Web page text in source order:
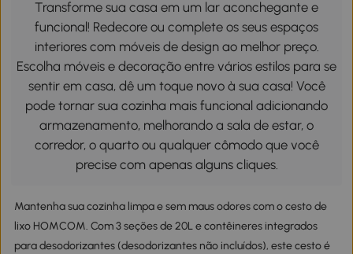
Transforme sua casa em um lar aconchegante e
funcional! Redecore ou complete os seus espaços
interiores com móveis de design ao melhor preço.
Escolha móveis e decoração entre vários estilos para se
sentir em casa, dê um toque novo à sua casa! Você
pode tornar sua cozinha mais funcional adicionando
armazenamento, melhorando a sala de estar, o
corredor, o quarto ou qualquer cômodo que você
precise com apenas alguns cliques.
Mantenha sua cozinha limpa e sem maus odores com o cesto de
lixo HOMCOM. Com 3 seções de 20L e contêineres integrados
para desodorizantes (desodorizantes não incluídos), este cesto é